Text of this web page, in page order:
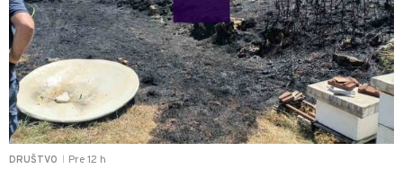
DRUŠTVO Pre 12 h